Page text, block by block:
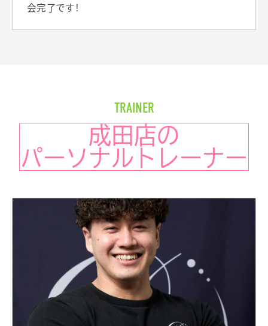
会完了です！
TRAINER
成田店の
パーソナルトレーナー